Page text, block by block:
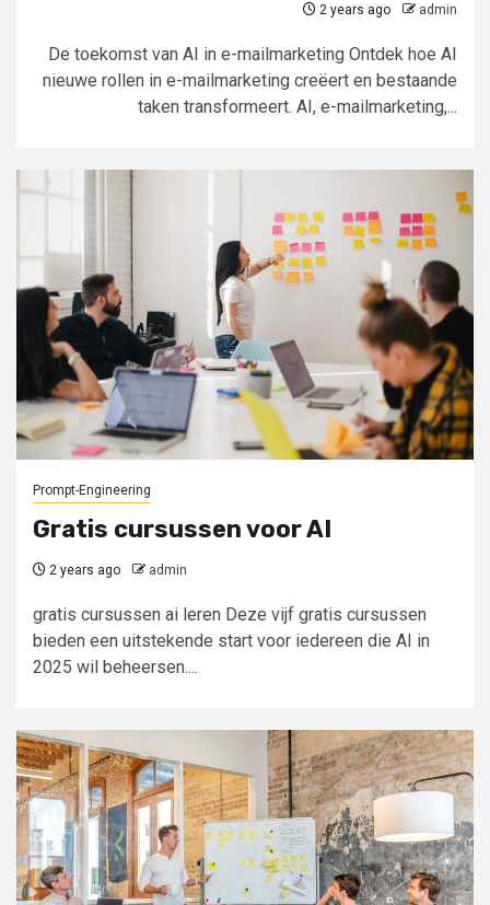
2 years ago admin
De toekomst van AI in e-mailmarketing Ontdek hoe AI
nieuwe rollen in e-mailmarketing creëert en bestaande
taken transformeert. AI, e-mailmarketing,...
Prompt-Engineering
Gratis cursussen voor AI
2 years ago admin
gratis cursussen ai leren Deze vijf gratis cursussen
bieden een uitstekende start voor iedereen die AI in
2025 wil beheersen....